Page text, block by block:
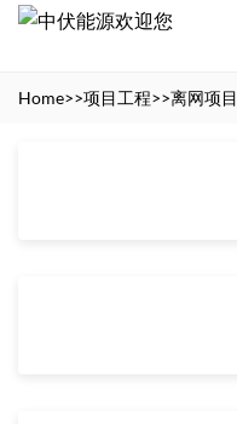
Home>>项目工程>>离网项目